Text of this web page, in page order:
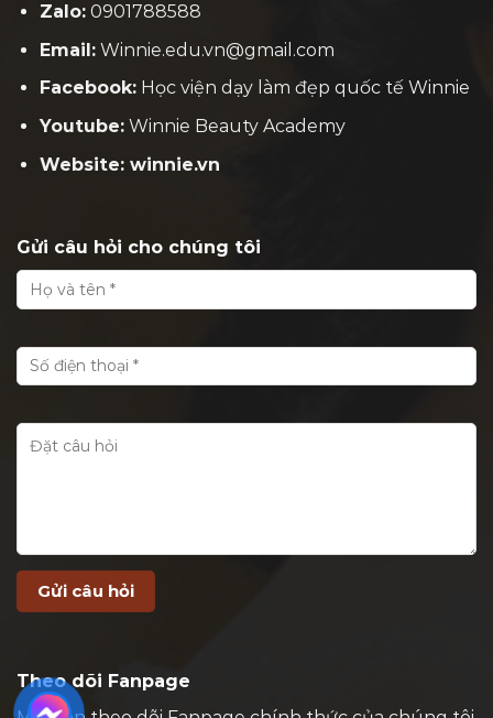
Zalo:0901788588
Email:Winnie.edu.vn@gmail.com
Facebook:Học viện dạy làm đẹp quốc tế Winnie
Youtube:Winnie Beauty Academy
Website: winnie.vn
Gửi câu hỏi cho chúng tôi
Theo dõi Fanpage